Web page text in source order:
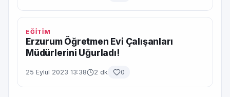
EĞİTİM
Erzurum Öğretmen Evi Çalışanları
Müdürlerini Uğurladı!
25 Eylül 2023 13:38 2 dk 0